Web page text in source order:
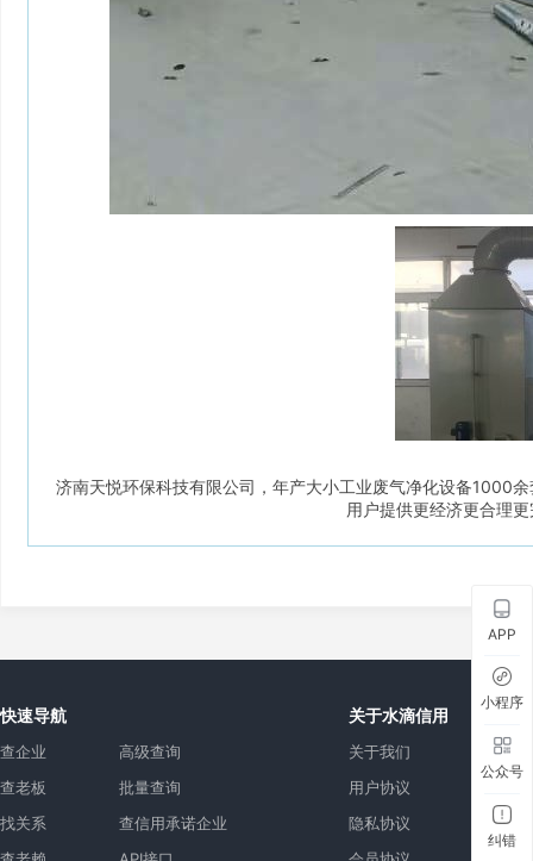
济南天悦环保科技有限公司，年产大小工业废气净化设备1000
用户提供更经济更合理
快速导航
查企业
查老板
找关系
高级查询
批量查询
查信用承诺企业
关于水滴信用
关于我们
用户协议
隐私协议
APP
小程序
公众号
纠错